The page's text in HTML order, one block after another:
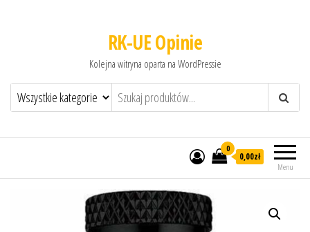
RK-UE Opinie
Kolejna witryna oparta na WordPressie
Menu
0
0,00zł